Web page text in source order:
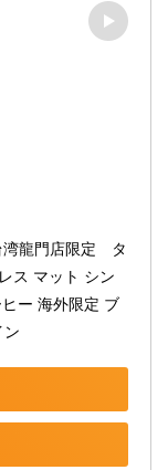
龍門店限定　タ
ス マット シン
ー 海外限定 ブ
ン